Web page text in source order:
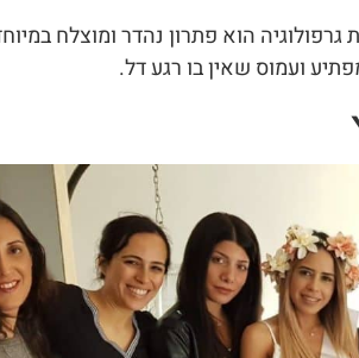
הוא פתרון נהדר ומוצלח
ועמוס שאין בו רגע דל.